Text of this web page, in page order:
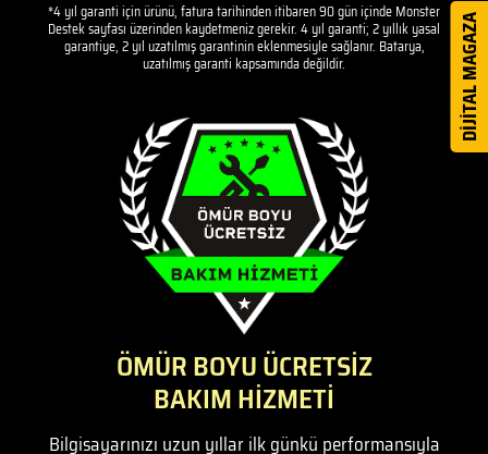
*4 yıl garanti için ürünü, fatura tarihinden itibaren 90 gün içinde Monster
Destek sayfası üzerinden kaydetmeniz gerekir. 4 yıl garanti; 2 yıllık yasal
garantiye, 2 yıl uzatılmış garantinin eklenmesiyle sağlanır. Batarya,
uzatılmış garanti kapsamında değildir.
ÖMÜR BOYU ÜCRETSİZ
BAKIM HİZMETİ
Bilgisayarınızı uzun yıllar ilk günkü performansıyla
DİJİTAL MAGAZA